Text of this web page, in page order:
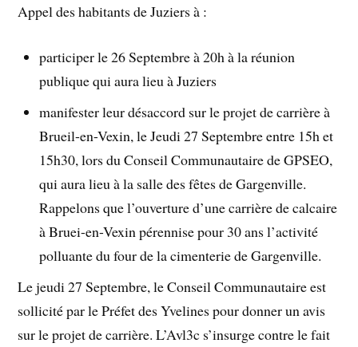
Appel des habitants de Juziers à :
participer le 26 Septembre à 20h à la réunion
publique qui aura lieu à Juziers
manifester leur désaccord sur le projet de carrière à
Brueil-en-Vexin, le Jeudi 27 Septembre entre 15h et
15h30, lors du Conseil Communautaire de GPSEO,
qui aura lieu à la salle des fêtes de Gargenville.
Rappelons que l’ouverture d’une carrière de calcaire
à Bruei-en-Vexin pérennise pour 30 ans l’activité
polluante du four de la cimenterie de Gargenville.
Le jeudi 27 Septembre, le Conseil Communautaire est
sollicité par le Préfet des Yvelines pour donner un avis
sur le projet de carrière. L’Avl3c s’insurge contre le fait